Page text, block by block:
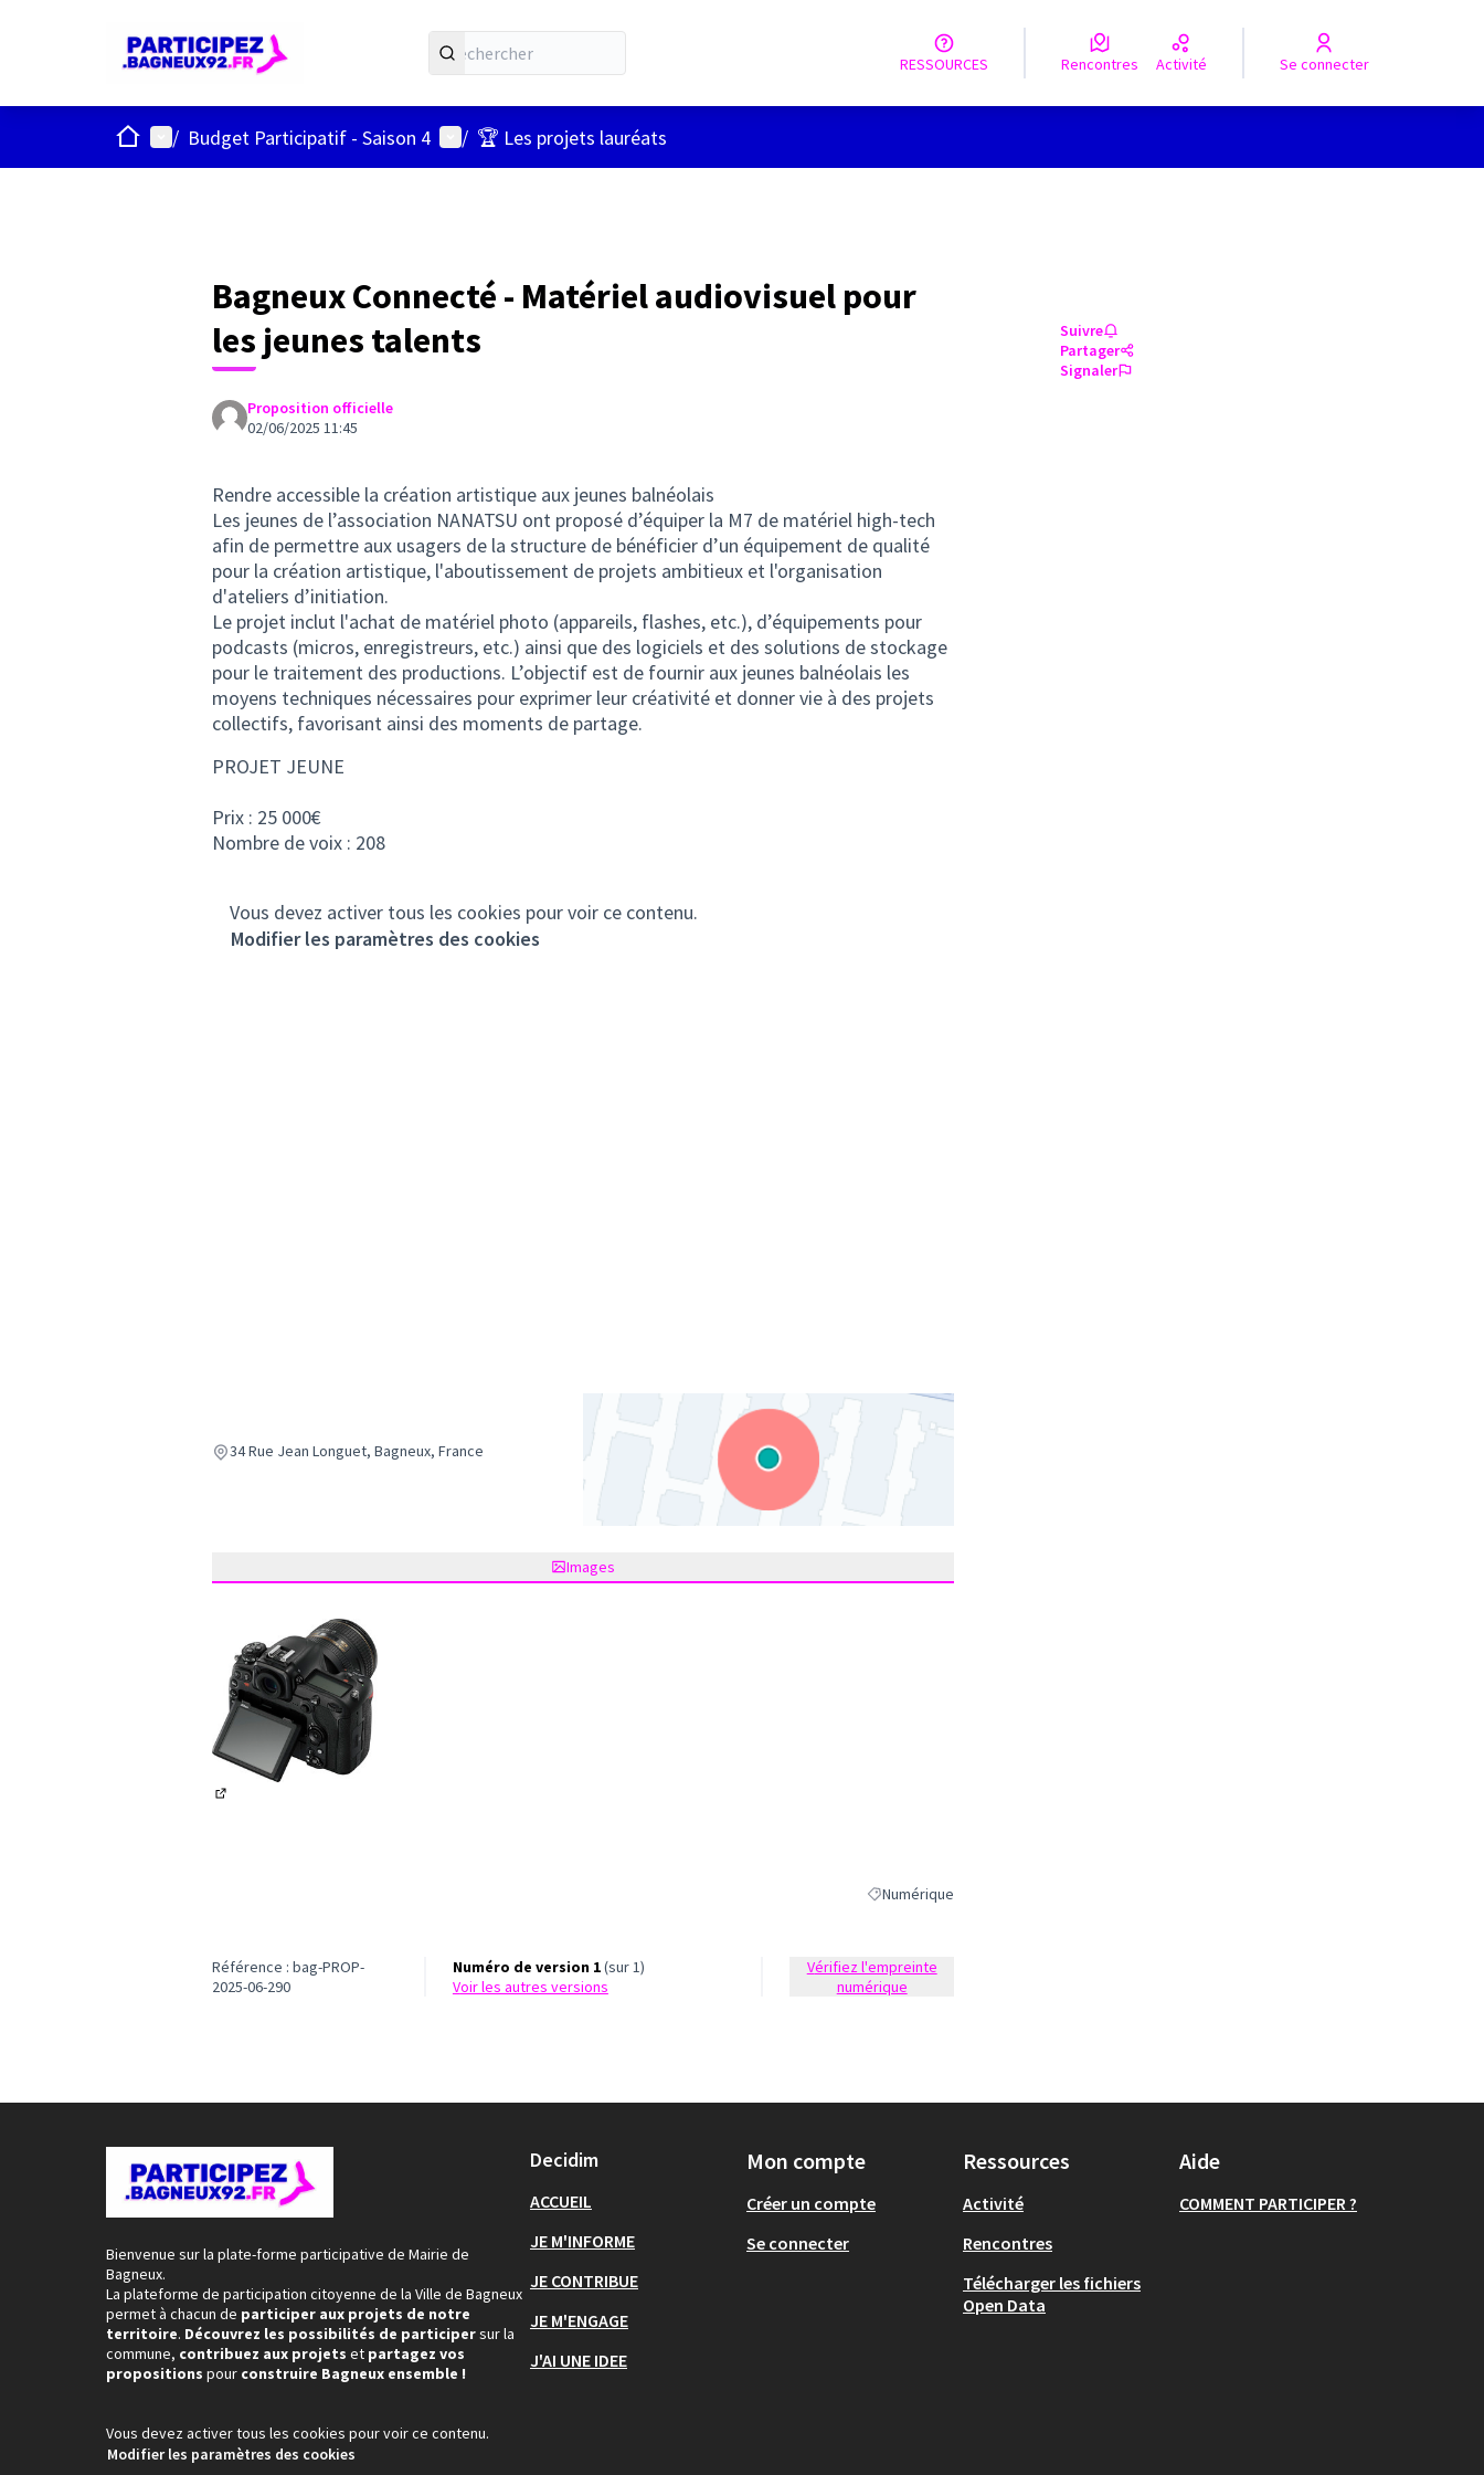
RESSOURCES Rencontres Activité Se connecter
ACCUEILMenu principal
/ Budget Participatif - Saison 4 Menu utilisateur
/ 🏆 Les projets lauréats
Bagneux Connecté - Matériel audiovisuel pour
les jeunes talents
Proposition officielle
02/06/2025 11:45
Rendre accessible la création artistique aux jeunes balnéolais
Les jeunes de l’association NANATSU ont proposé d’équiper la M7 de matériel high-tech
afin de permettre aux usagers de la structure de bénéficier d’un équipement de qualité
pour la création artistique, l'aboutissement de projets ambitieux et l'organisation
d'ateliers d’initiation.
Le projet inclut l'achat de matériel photo (appareils, flashes, etc.), d’équipements pour
podcasts (micros, enregistreurs, etc.) ainsi que des logiciels et des solutions de stockage
pour le traitement des productions. L’objectif est de fournir aux jeunes balnéolais les
moyens techniques nécessaires pour exprimer leur créativité et donner vie à des projets
collectifs, favorisant ainsi des moments de partage.
PROJET JEUNE
Prix : 25 000€
Nombre de voix : 208
Vous devez activer tous les cookies pour voir ce contenu.
Modifier les paramètres des cookies
34 Rue Jean Longuet, Bagneux, France
Images
Filtrer les résultats de la catégorie : Numérique
Numérique
Suivre
Partager
Signaler
Référence : bag-PROP-
2025-06-290
Numéro de version 1(sur 1)
voir les autres versions
Vérifiez l'empreinte
numérique
Bienvenue sur la plate-forme participative de Mairie de
Bagneux.
La plateforme de participation citoyenne de la Ville de Bagneux
permet à chacun de participer aux projets de notre
territoire. Découvrez les possibilités de participersur la
commune, contribuez aux projets et partagez vos
propositions pour construire Bagneux ensemble !
Vous devez activer tous les cookies pour voir ce contenu.
Modifier les paramètres des cookies
Decidim
ACCUEIL
JE M'INFORME
JE CONTRIBUE
JE M'ENGAGE
J'AI UNE IDEE
Mon compte
Créer un compte
Se connecter
Ressources
Activité
Rencontres
Télécharger les fichiers
Open Data
Aide
COMMENT PARTICIPER ?